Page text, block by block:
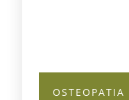
OSTEOPATIA